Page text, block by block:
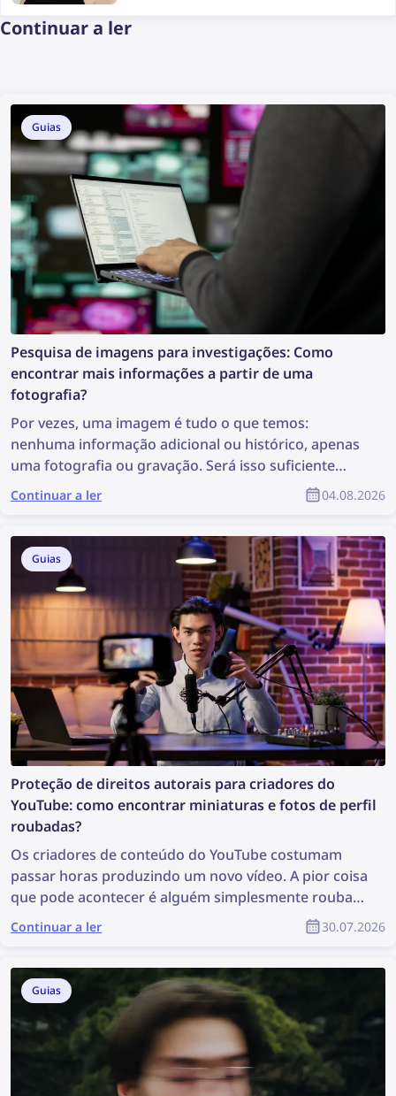
Continuar a ler
Guias
Pesquisa de imagens para investigações: Como
encontrar mais informações a partir de uma
fotografia?
Por vezes, uma imagem é tudo o que temos:
nenhuma informação adicional ou histórico, apenas
uma fotografia ou gravação. Será isso suficiente
para iniciar uma investigação? Pode não ser a
situação ideal, mas é suficiente para realizar uma
valiosas e apoiar a investigação. Então, como pode
encontrar mais informações a partir de uma
fotografia?
Continuar a ler 04.08.2026
Guias
Proteção de direitos autorais para criadores do
YouTube: como encontrar miniaturas e fotos de perfil
roubadas?
Os criadores de conteúdo do YouTube costumam
passar horas produzindo um novo vídeo. A pior coisa
que pode acontecer é alguém simplesmente roubar
esse conteúdo, reutilizá-lo sem autorização e o
criador não receber nenhum reconhecimento pelo
proteger seus direitos autorais como parte da
comunidade do YouTube?
Continuar a ler 30.07.2026
Guias